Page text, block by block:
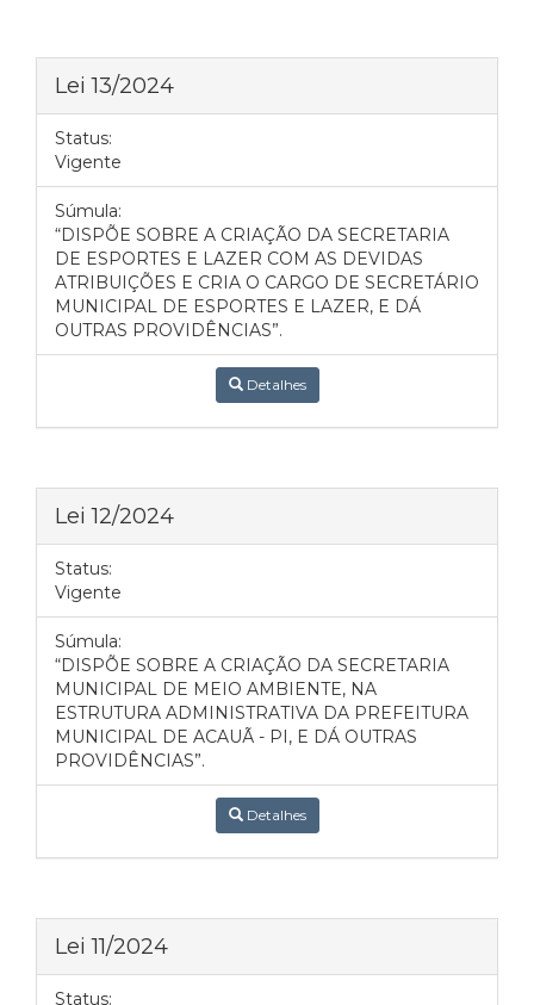
Lei 13/2024
Status:
Vigente
Súmula:
“DISPÕE SOBRE A CRIAÇÃO DA SECRETARIA
DE ESPORTES E LAZER COM AS DEVIDAS
ATRIBUIÇÕES E CRIA O CARGO DE SECRETÁRIO
MUNICIPAL DE ESPORTES E LAZER, E DÁ
OUTRAS PROVIDÊNCIAS”.
Detalhes
Lei 12/2024
Status:
Vigente
Súmula:
“DISPÕE SOBRE A CRIAÇÃO DA SECRETARIA
MUNICIPAL DE MEIO AMBIENTE, NA
ESTRUTURA ADMINISTRATIVA DA PREFEITURA
MUNICIPAL DE ACAUÃ - PI, E DÁ OUTRAS
PROVIDÊNCIAS”.
Detalhes
Lei 11/2024
Status: